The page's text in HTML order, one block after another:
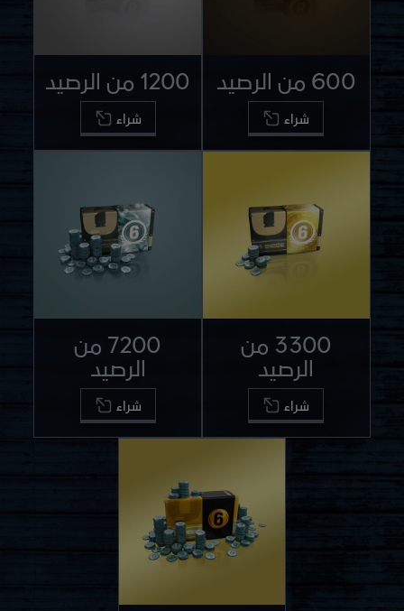
600 من الرصيد
شراء
1200 من الرصيد
شراء
3300 من
الرصيد
شراء
7200 من
الرصيد
شراء